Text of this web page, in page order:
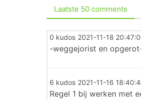
Laatste 50 comments
0 kudos 2021-11-18
-weggejorist en
6 kudos 2021-11-16
Regel 1 bij werken met